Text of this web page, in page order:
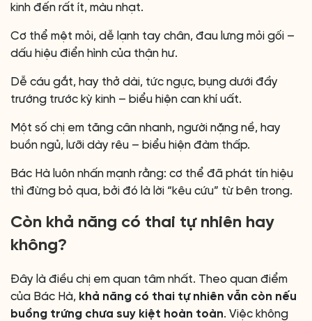
kinh đến rất ít, màu nhạt.
Cơ thể mệt mỏi, dễ lạnh tay chân, đau lưng mỏi gối –
dấu hiệu điển hình của thận hư.
Dễ cáu gắt, hay thở dài, tức ngực, bụng dưới đầy
trướng trước kỳ kinh – biểu hiện can khí uất.
Một số chị em tăng cân nhanh, người nặng nề, hay
buồn ngủ, lưỡi dày rêu – biểu hiện đàm thấp.
Bác Hà luôn nhấn mạnh rằng: cơ thể đã phát tín hiệu
thì đừng bỏ qua, bởi đó là lời “kêu cứu” từ bên trong.
Còn khả năng có thai tự nhiên hay
không?
Đây là điều chị em quan tâm nhất. Theo quan điểm
của Bác Hà, khả năng có thai tự nhiên vẫn còn nếu
buồng trứng chưa suy kiệt hoàn toàn. Việc không